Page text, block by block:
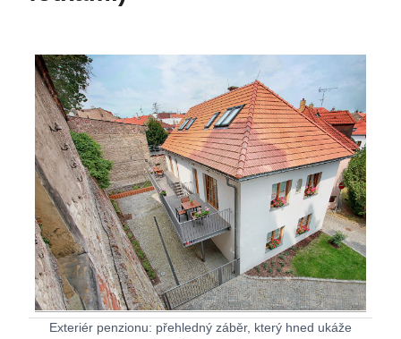
Exteriér penzionu: přehledný záběr, který hned ukáže